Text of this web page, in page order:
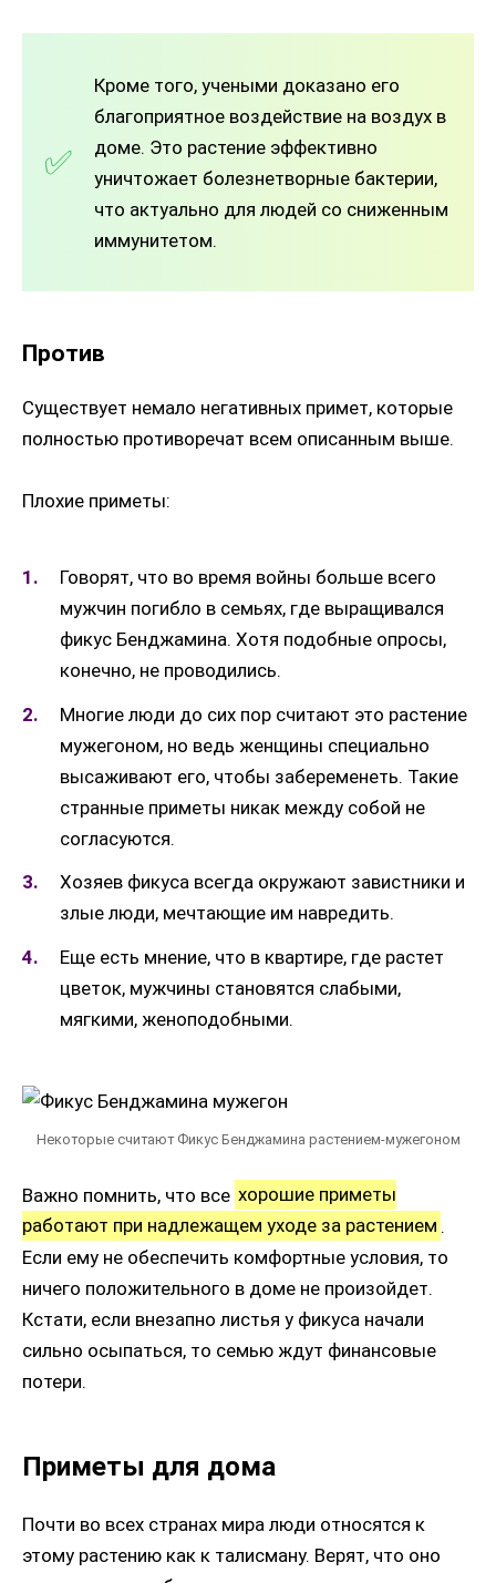
Кроме того, учеными доказано его
благоприятное воздействие на воздух в
доме. Это растение эффективно
уничтожает болезнетворные бактерии,
что актуально для людей со сниженным
иммунитетом.
Против
Существует немало негативных примет, которые
полностью противоречат всем описанным выше.
Плохие приметы:
Говорят, что во время войны больше всего
мужчин погибло в семьях, где выращивался
фикус Бенджамина. Хотя подобные опросы,
конечно, не проводились.
Многие люди до сих пор считают это растение
мужегоном, но ведь женщины специально
высаживают его, чтобы забеременеть. Такие
странные приметы никак между собой не
согласуются.
Хозяев фикуса всегда окружают завистники и
злые люди, мечтающие им навредить.
Еще есть мнение, что в квартире, где растет
цветок, мужчины становятся слабыми,
мягкими, женоподобными.
Некоторые считают Фикус Бенджамина растением-мужегоном
Важно помнить, что все хорошие приметы
работают при надлежащем уходе за растением .
Если ему не обеспечить комфортные условия, то
ничего положительного в доме не произойдет.
Кстати, если внезапно листья у фикуса начали
сильно осыпаться, то семью ждут финансовые
потери.
Приметы для дома
Почти во всех странах мира люди относятся к
этому растению как к талисману. Верят, что оно